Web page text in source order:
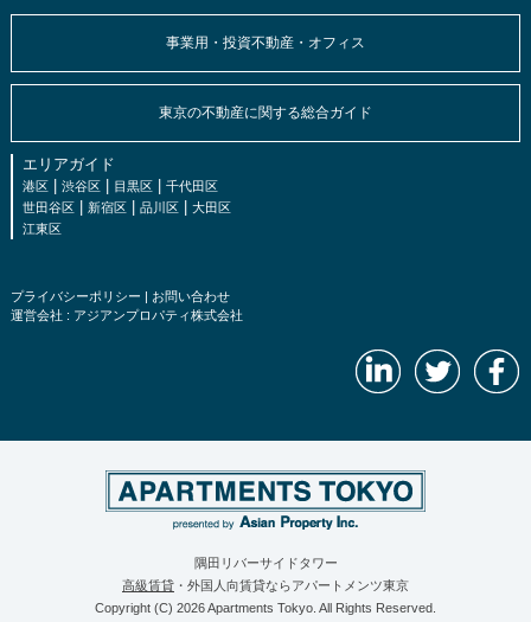
事業用・投資不動産・オフィス
東京の不動産に関する総合ガイド
エリアガイド
港区| 渋谷区| 目黒区|
千代田区
世田谷区| 新宿区| 品川区|
大田区
江東区
プライバシーポリシー | お問い合わせ
運営会社 : アジアンプロパティ株式会社
隅田リバーサイドタワー
高級賃貸 ・外国人向賃貸ならアパートメンツ東京
Copyright (C) 2026 Apartments Tokyo. All Rights Reserved.